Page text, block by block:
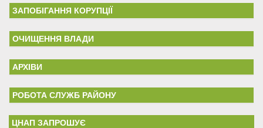
ЗАПОБІГАННЯ КОРУПЦІЇ
ОЧИЩЕННЯ ВЛАДИ
АРХІВИ
РОБОТА СЛУЖБ РАЙОНУ
ЦНАП ЗАПРОШУЄ